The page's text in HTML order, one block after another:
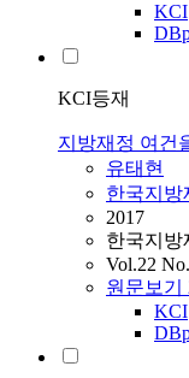
KCI
KCI등재
지방재정 여건
유태현
한국지방
2017
한국지방
Vol.22
원문보기
KCI